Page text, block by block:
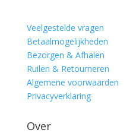
Veelgestelde vragen
Betaalmogelijkheden
Bezorgen & Afhalen
Ruilen & Retourneren
Algemene voorwaarden
Privacyverklaring
Over